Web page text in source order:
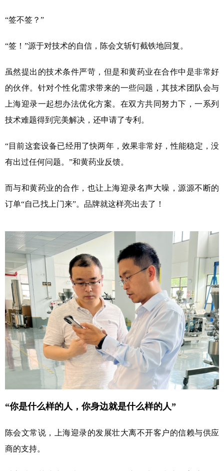
“签不签？”
“签！”源于对技术的自信，陈会文斩钉截铁地回复。
虽然提出的技术条件严苛，但是和黄药业在合作中是非常好
的伙伴。针对个性化需求带来的一些问题，其技术团队会与
上海迎录一起想办法优化方案。在双方共同努力下，一系列
技术难题得到完美解决，还申请了专利。
“目前这套设备已经用了快两年，效果非常好，性能稳定，没
有出过任何问题。”和黄药业反馈。
而与和黄药业的合作，也让上海迎录名声大噪，源源不断的
订单“自己找上门来”。品牌就这样亮出去了！
“你是什么样的人，你身边就是什么样的人”
陈会文常说，上海迎录的发展壮大离不开客户的信赖与供应
商的支持。